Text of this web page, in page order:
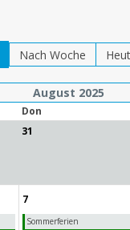
Nach Woche
August 2025
Don
31
7
Sommerferien